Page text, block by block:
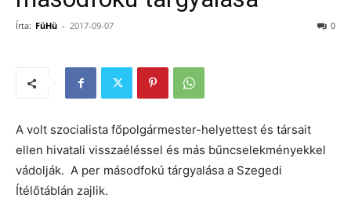
Írta: FüHü - 2017-09-07 0
A volt szocialista főpolgármester-helyettest és társait
ellen hivatali visszaéléssel és más bűncselekményekkel
vádolják. A per másodfokú tárgyalása a Szegedi
Ítélőtáblán zajlik.